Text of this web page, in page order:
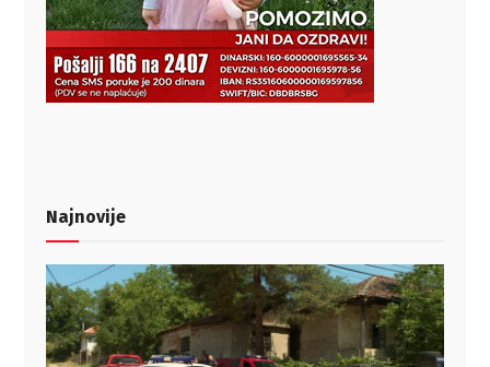
Najnovije